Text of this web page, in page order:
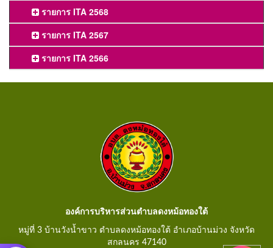
รายการ ITA 2568
รายการ ITA 2567
รายการ ITA 2566
องค์การบริหารส่วนตำบลดงหม้อทองใต้
หมู่ที่ 3 บ้านวังน้ำขาว ตำบลดงหม้อทองใต้ อำเภอบ้านม่วง จังหวัด
สกลนคร 47140